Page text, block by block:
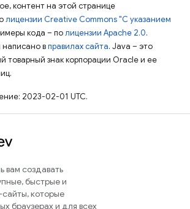
контент на этой странице
лицензии Creative Commons "С указанием
кода – полицензии Apache 2.0.
вправилах сайта. Java – это
товарный знак корпорации Oracle и ее
2023-02-01 UTC.
вам создавать
быстрые и
которые
браузерах и для всех